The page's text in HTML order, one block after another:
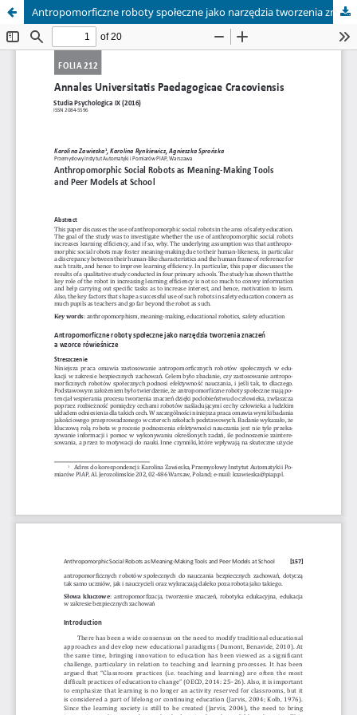
Antropomorficzne roboty społeczne jako narzędzia tworzenia znaczeń a wzorce rówieśnicze